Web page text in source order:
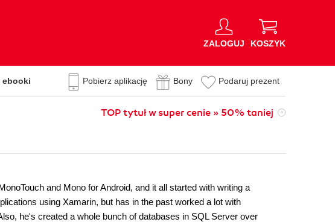
ZALOGUJ KOSZYK
ebooki Pobierz aplikację Bony Podaruj prezent
TOP tytuł w super cenie » 50% taniej
and Mono for Android, and it all started with writing a
using Xamarin, but has in the past worked a lot with
he's created a whole bunch of databases in SQL Server over